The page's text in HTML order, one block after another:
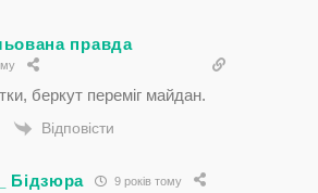
правда
беркут переміг майдан.
Відповісти
Бідзюра 9 років тому